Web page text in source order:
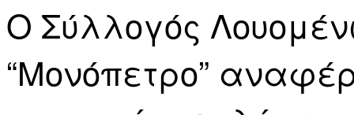
Ο Σύλλογός
“Μονόπετρο”